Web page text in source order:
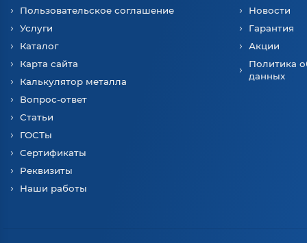
Пользовательское соглашение
Услуги
Каталог
Карта сайта
Калькулятор металла
Вопрос-ответ
Статьи
ГОСТы
Сертификаты
Реквизиты
Наши работы
Новости
Гарантия
Акции
Политика
данных